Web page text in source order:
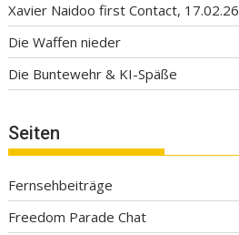
Xavier Naidoo first Contact, 17.02.26
Die Waffen nieder
Die Buntewehr & KI-Späße
Seiten
Fernsehbeiträge
Freedom Parade Chat